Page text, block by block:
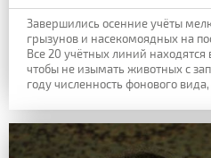
Завершились осенние учёты
грызунов и насекомоядных на
Все 20 учётных линий находятся
чтобы не изымать животных с
году численность фонового